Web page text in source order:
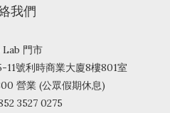
我們
門市
號利時商業大廈8樓801室
營業 (公眾假期休息)
3527 0275